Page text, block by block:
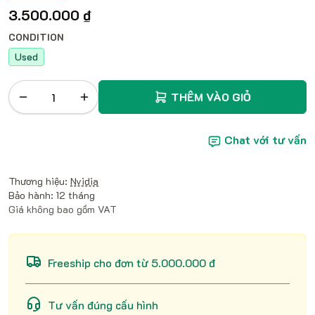
3.500.000 ₫
CONDITION
Used
THÊM VÀO GIỎ
Chat với tư vấn
Thương hiệu: Nvidia
Bảo hành: 12 tháng
Giá không bao gồm VAT
Freeship cho đơn từ 5.000.000 đ
Tư vấn đúng cấu hình